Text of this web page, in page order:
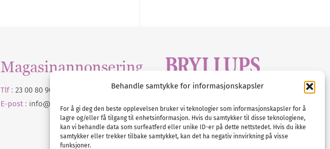
Behandle samtykke for informasjonskapsler
For å gi deg den beste opplevelsen bruker vi teknologier som informasjonskapsler for å
lagre og/eller få tilgang til enhetsinformasjon. Hvis du samtykker til disse teknologiene,
kan vi behandle data som surfeatferd eller unike ID-er på dette nettstedet. Hvis du ikke
samtykker eller trekker tilbake samtykket, kan det ha negativ innvirkning på visse
funksjoner.
Magasinannonsering
Tlf : 23 00 80 90
E-post : info@ nordicbridalmedia
E-post :info@nordicbridalmedia.com
Bryllupsmagasinet Norge
© All rights reserved.
VAT: NO911740648